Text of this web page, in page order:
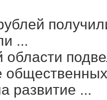
...
области
развитие ...